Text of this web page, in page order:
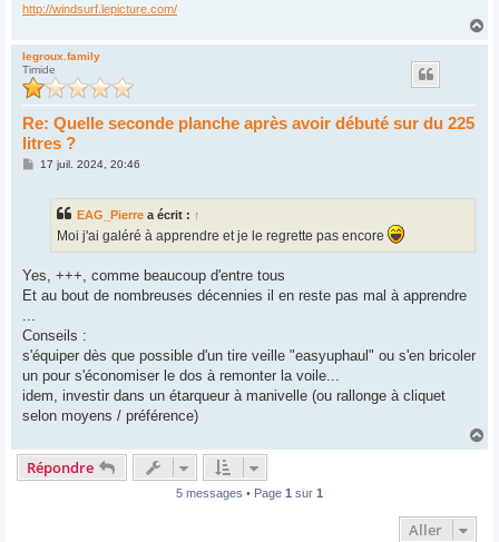
http://windsurf.lepicture.com/
legroux.family
Timide
Re: Quelle seconde planche après avoir débuté sur du 225
litres ?
M
17 juil. 2024, 20:46
EAG_Pierre a écrit : ↑
Moi j'ai galéré à apprendre et je le regrette pas encore
Yes, +++, comme beaucoup d'entre tous
Et au bout de nombreuses décennies il en reste pas mal à apprendre
Conseils :
s'équiper dès que possible d'un tire veille "easyuphaul" ou s'en bricoler
un pour s'économiser le dos à remonter la voile...
idem, investir dans un étarqueur à manivelle (ou rallonge à cliquet
selon moyens / préférence)
a
Répondre
5 messages • Page 1 sur 1
Aller